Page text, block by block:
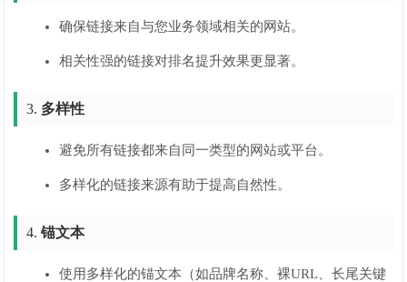
确保链接来自与您业务领域相关的网站。
相关性强的链接对排名提升效果更显著。
3. 多样性
避免所有链接都来自同一类型的网站或平台。
多样化的链接来源有助于提高自然性。
4.锚文本
使用多样化的锚文本（如品牌名称、裸URL、长尾关键